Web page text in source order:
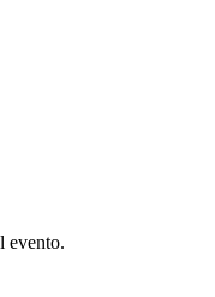
evento.